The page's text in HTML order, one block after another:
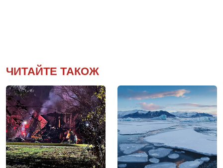
ЧИТАЙТЕ ТАКОЖ